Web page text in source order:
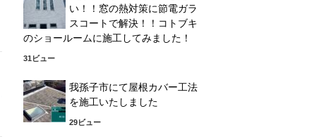
い！！窓の熱対策に節電ガラ
スコートで解決！！コトブキ
のショールームに施工してみました！
31ビュー
我孫子市にて屋根カバー工法
を施工いたしました
29ビュー